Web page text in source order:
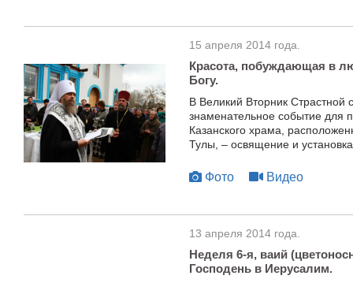
15 апреля 2014 года.
Красота, побуждающая в
Богу.
В Великий Вторник Страстной
знаменательное событие для
Казанского храма,
Тулы, – освящение и
Фото Видео
13 апреля 2014 года.
Неделя 6-я, ваий
Господень в Иерусалим.